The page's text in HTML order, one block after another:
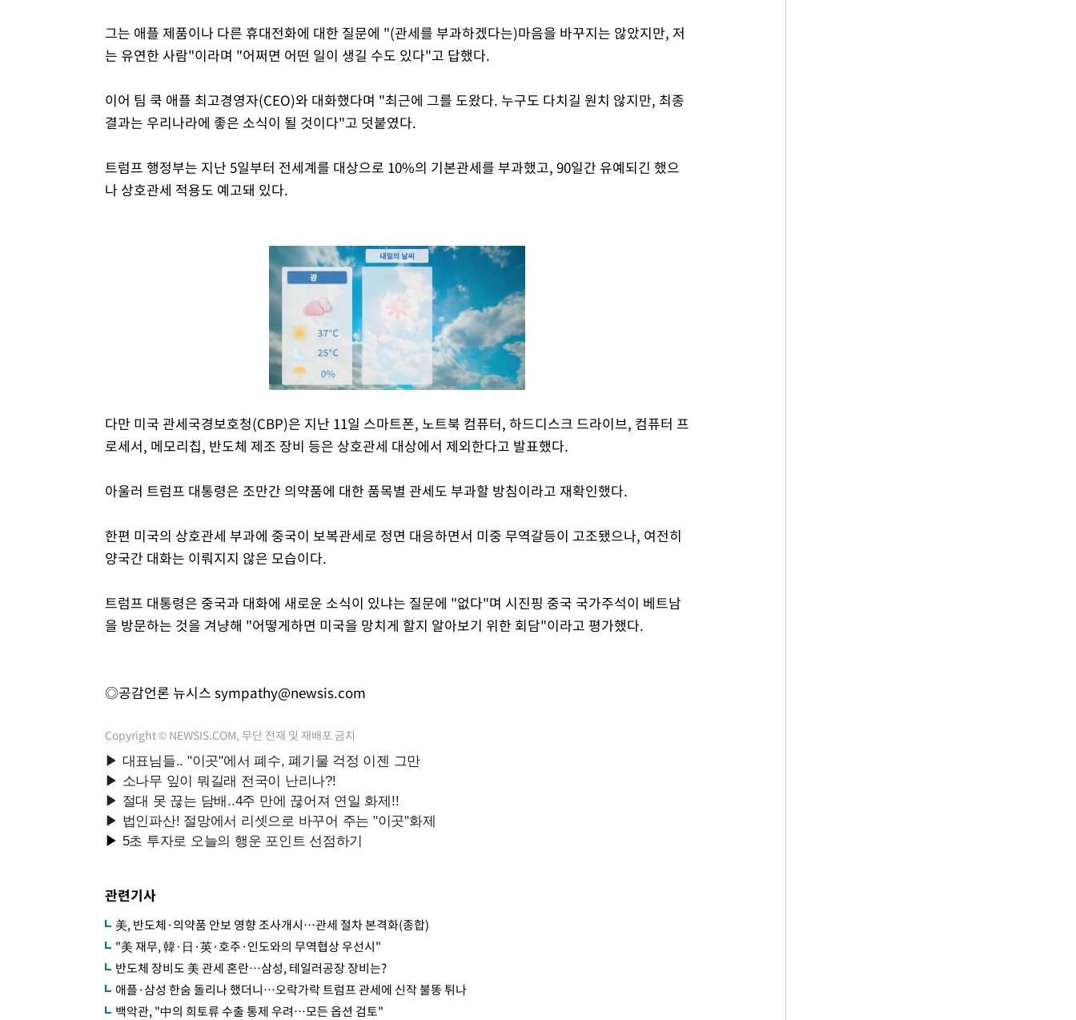
그는 애플 제품이나 다른 휴대전화에 대한 질문에 "(관세를 부과하겠다는)마음을 바꾸지는 않았지만, 저
는 유연한 사람"이라며 "어쩌면 어떤 일이 생길 수도 있다"고 답했다.
이어 팀 쿡 애플 최고경영자(CEO)와 대화했다며 "최근에 그를 도왔다. 누구도 다치길 원치 않지만, 최종
결과는 우리나라에 좋은 소식이 될 것이다"고 덧붙였다.
트럼프 행정부는 지난 5일부터 전세계를 대상으로 10%의 기본관세를 부과했고, 90일간 유예되긴 했으
나 상호관세 적용도 예고돼 있다.
Mute
다만 미국 관세국경보호청(CBP)은 지난 11일 스마트폰, 노트북 컴퓨터, 하드디스크 드라이브, 컴퓨터 프
로세서, 메모리칩, 반도체 제조 장비 등은 상호관세 대상에서 제외한다고 발표했다.
아울러 트럼프 대통령은 조만간 의약품에 대한 품목별 관세도 부과할 방침이라고 재확인했다.
한편 미국의 상호관세 부과에 중국이 보복관세로 정면 대응하면서 미중 무역갈등이 고조됐으나, 여전히
양국간 대화는 이뤄지지 않은 모습이다.
트럼프 대통령은 중국과 대화에 새로운 소식이 있냐는 질문에 "없다"며 시진핑 중국 국가주석이 베트남
을 방문하는 것을 겨냥해 "어떻게하면 미국을 망치게 할지 알아보기 위한 회담"이라고 평가했다.
◎공감언론 뉴시스 sympathy@newsis.com
Copyright © NEWSIS.COM, 무단 전재 및 재배포 금지
관련기사
美, 반도체·의약품 안보 영향 조사개시…관세 절차 본격화(종합)
"美 재무, 韓·日·英·호주·인도와의 무역협상 우선시"
반도체 장비도 美 관세 혼란…삼성, 테일러공장 장비는?
애플·삼성 한숨 돌리나 했더니…오락가락 트럼프 관세에 신작 불똥 튀나
백악관, "中의 희토류 수출 통제 우려…모든 옵션 검토"